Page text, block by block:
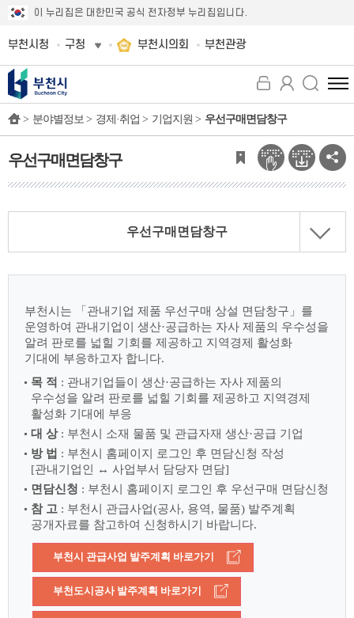
이 누리집은 대한민국 공식 전자정부 누리집입니다.
부천시청 구청 부천시의회 부천관광
전
체
뉴
보
기
> 분야별정보 > 경제·취업 > 기업지원 > 우선구매면담창구
우선구매면담창구
우선구매면담창구
부천시는 「관내기업 제품 우선구매 상설 면담창구」를
운영하여 관내기업이 생산·공급하는 자사 제품의 우수성을
알려 판로를 넓힐 기회를 제공하고 지역경제 활성화
기대에 부응하고자 합니다.
목 적 : 관내기업들이 생산·공급하는 자사 제품의
우수성을 알려 판로를 넓힐 기회를 제공하고 지역경제
활성화 기대에 부응
대 상: 부천시 소재 물품 및 관급자재 생산·공급 기업
방 법 : 부천시 홈페이지 로그인 후 면담신청 작성
[관내기업인 ↔ 사업부서 담당자 면담]
면담신청 : 부천시 홈페이지 로그인 후 우선구매 면담신청
참 고 : 부천시 관급사업(공사, 용역, 물품) 발주계획
공개자료를 참고하여 신청하시기 바랍니다.
부천시 관급사업 발주계획 바로가기
부천도시공사 발주계획 바로가기